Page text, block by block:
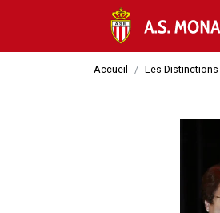
Accueil Les Distinctions